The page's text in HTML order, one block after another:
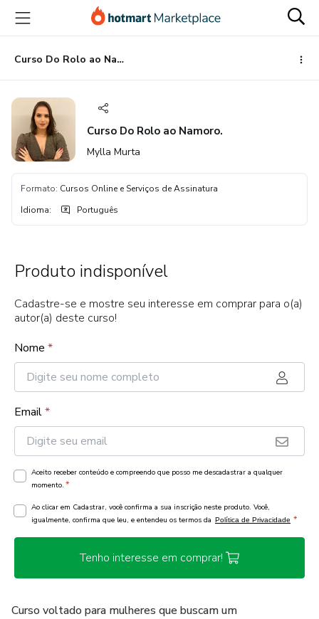
para
conteúdo
principal
para
pagamento
para
rodapé
Curso Do Rolo ao Namoro.
Curso Do Rolo ao Namoro.
Mylla Murta
Formato: Cursos Online e Serviços de Assinatura
Idioma: Português
Produto indisponível
Cadastre-se e mostre seu interesse em comprar para o(a)
autor(a) deste curso!
Nome *
Email*
Aceito receber conteúdo e compreendo que posso me descadastrar a qualquer
momento. *
Ao clicar em Cadastrar, você confirma a sua inscrição neste produto. Você,
igualmente, confirma que leu, e entendeu os termos da Política de Privacidade *
Tenho interesse em comprar!
Curso voltado para mulheres que buscam um